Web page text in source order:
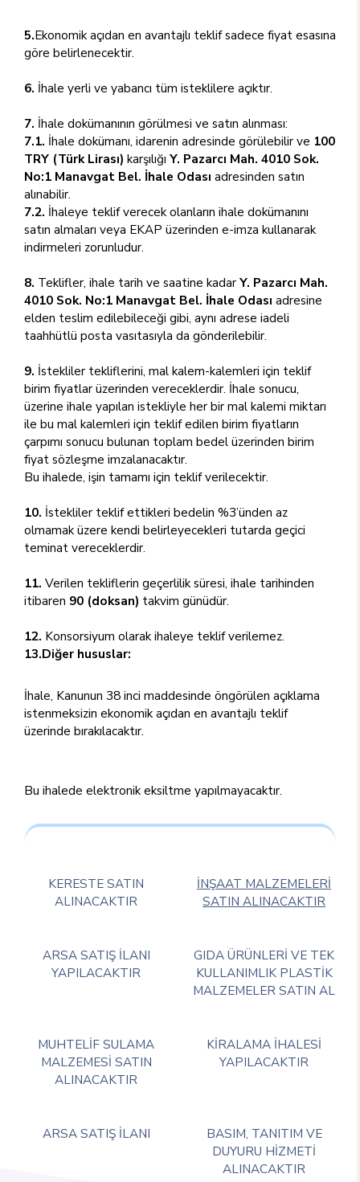
5.Ekonomik açıdan en avantajlı teklif sadece fiyat esasına
göre belirlenecektir.
6. İhale yerli ve yabancı tüm isteklilere açıktır.
7. İhale dokümanının görülmesi ve satın alınması:
7.1. İhale dokümanı, idarenin adresinde görülebilir ve 100
TRY (Türk Lirası) karşılığı Y. Pazarcı Mah. 4010 Sok.
No:1 Manavgat Bel. İhale Odası adresinden satın
alınabilir.
7.2. İhaleye teklif verecek olanların ihale dokümanını
satın almaları veya EKAP üzerinden e-imza kullanarak
indirmeleri zorunludur.
8. Teklifler, ihale tarih ve saatine kadarY. Pazarcı Mah.
4010 Sok. No:1 Manavgat Bel. İhale Odası adresine
elden teslim edilebileceği gibi, aynı adrese iadeli
taahhütlü posta vasıtasıyla da gönderilebilir.
9. İstekliler tekliflerini, mal kalem-kalemleri için teklif
birim fiyatlar üzerinden vereceklerdir. İhale sonucu,
üzerine ihale yapılan istekliyle her bir mal kalemi miktarı
ile bu mal kalemleri için teklif edilen birim fiyatların
çarpımı sonucu bulunan toplam bedel üzerinden birim
fiyat sözleşme imzalanacaktır.
Bu ihalede, işin tamamı için teklif verilecektir.
10. İstekliler teklif ettikleri bedelin %3’ünden az
olmamak üzere kendi belirleyecekleri tutarda geçici
teminat vereceklerdir.
11. Verilen tekliflerin geçerlilik süresi, ihale tarihinden
itibaren 90 (doksan) takvim günüdür.
12. Konsorsiyum olarak ihaleye teklif verilemez.
13.Diğer hususlar:
İhale, Kanunun 38 inci maddesinde öngörülen açıklama
istenmeksizin ekonomik açıdan en avantajlı teklif
üzerinde bırakılacaktır.
Bu ihalede elektronik eksiltme yapılmayacaktır.
KERESTE SATIN
ALINACAKTIR
İNŞAAT MALZEMELERİ
SATIN ALINACAKTIR
ARSA SATIŞ İLANI
YAPILACAKTIR
GIDA ÜRÜNLERİ VE TEK
KULLANIMLIK PLASTİK
MALZEMELER SATIN AL
MUHTELİF SULAMA
MALZEMESİ SATIN
ALINACAKTIR
KİRALAMA İHALESİ
YAPILACAKTIR
ARSA SATIŞ İLANI
BASIM, TANITIM VE
DUYURU HİZMETİ
ALINACAKTIR